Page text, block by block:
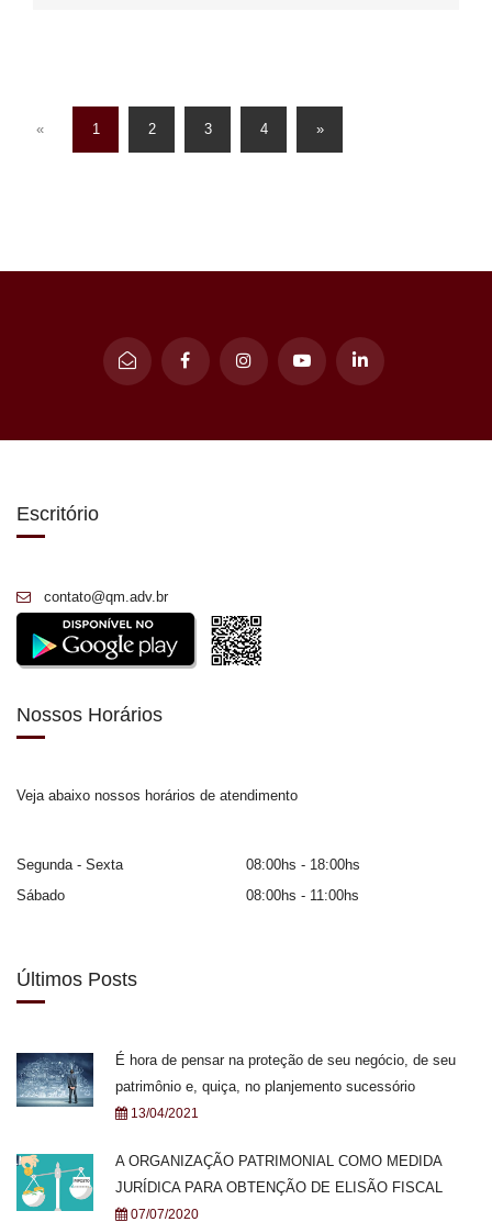
« 1 (current)2 3 4 »
Escritório
contato@qm.adv.br
Nossos Horários
Veja abaixo nossos horários de atendimento
Segunda - Sexta
08:00hs - 18:00hs
Sábado
08:00hs - 11:00hs
Últimos Posts
É hora de pensar na proteção de seu negócio, de seu
patrimônio e, quiça, no planjemento sucessório
13/04/2021
A ORGANIZAÇÃO PATRIMONIAL COMO MEDIDA
JURÍDICA PARA OBTENÇÃO DE ELISÃO FISCAL
07/07/2020